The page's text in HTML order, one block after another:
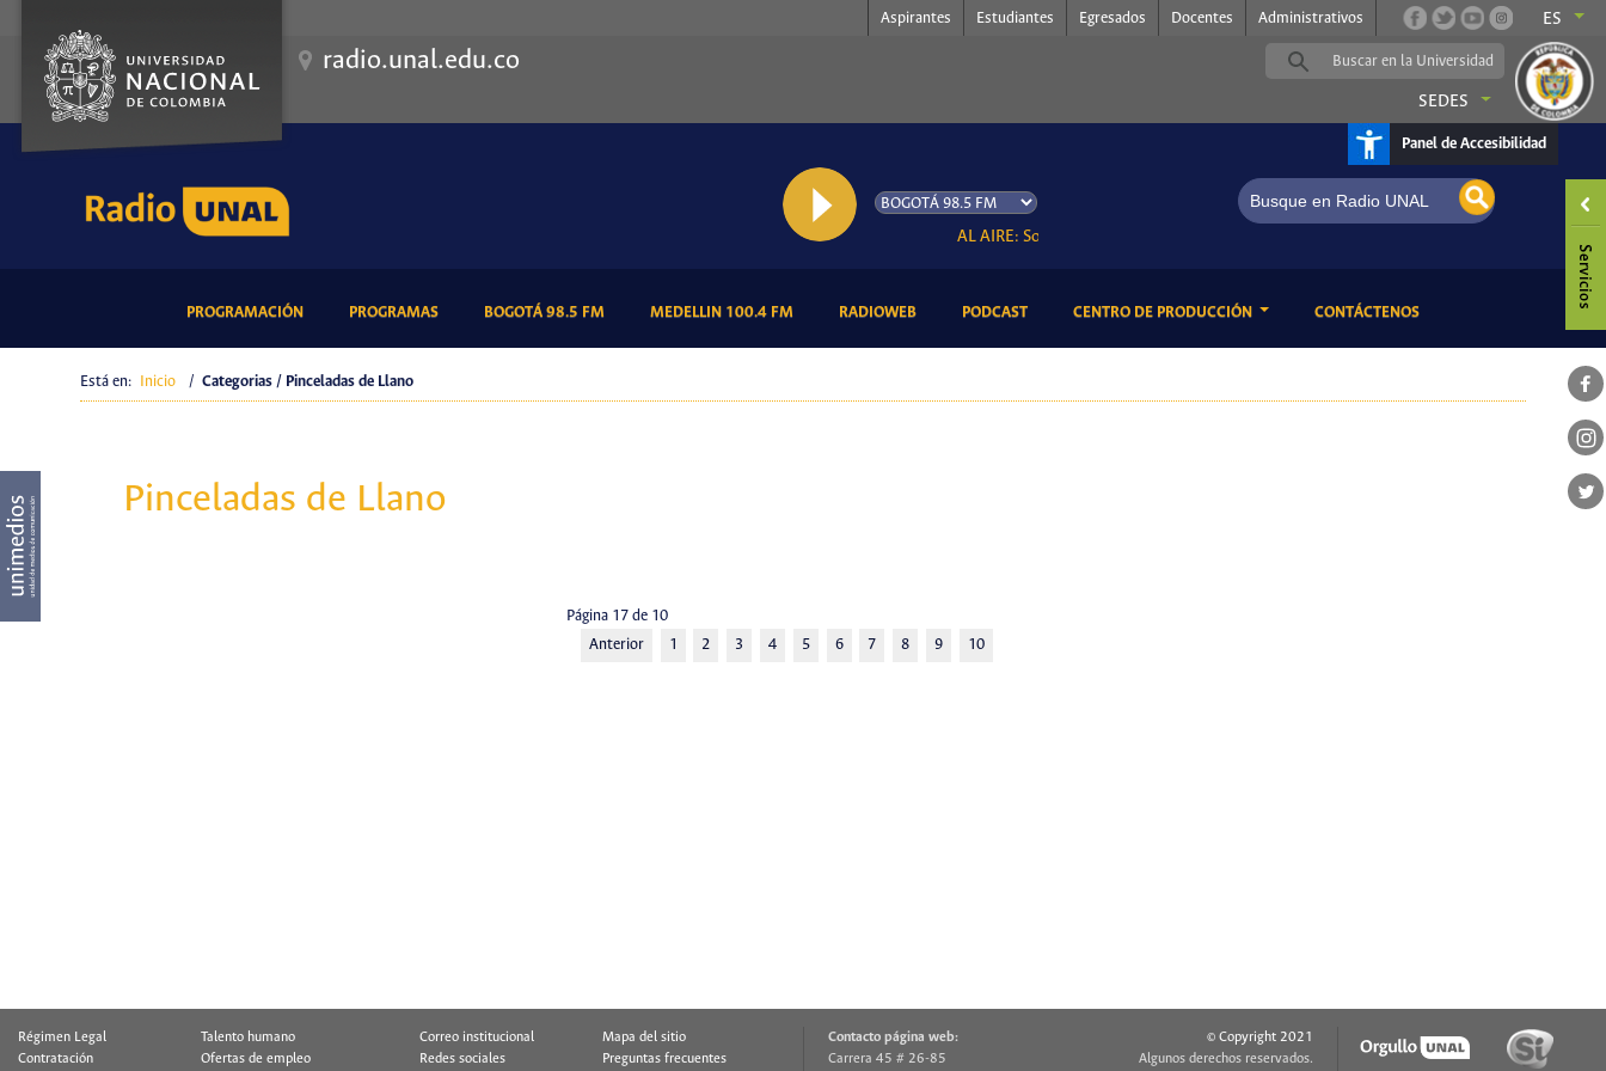
Aspirantes Estudiantes Egresados Docentes Administrativos ES
radio.unal.edu.co
SEDES
Panel de Accesibilidad
AL AIRE: Somos Radio UNAL, somos música
PROGRAMACIÓN(CURRENT)PROGRAMAS(CURRENT)BOGOTÁ 98.5 FM(CURRENT)MEDELLIN 100.4 FM(CURRENT)RADIOWEB(CURRENT)PODCAST(CURRENT)CENTRO DE PRODUCCIÓN CONTÁCTENOS(CURRENT)
Está en: Inicio / Categorias / Pinceladas de Llano
Pinceladas de Llano
Página 17 de 10
Anterior
1 2 3 4 5 6 7 8 9 10
Régimen Legal
Talento humano
Contratación
Ofertas de empleo
Correo institucional
Mapa del sitio
Redes sociales
Preguntas frecuentes
Contacto página web:
Carrera 45 # 26-85
© Copyright 2021
Algunos derechos reservados.